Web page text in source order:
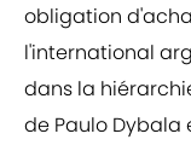
obligation
l'international
dans la
de Paulo Dybala